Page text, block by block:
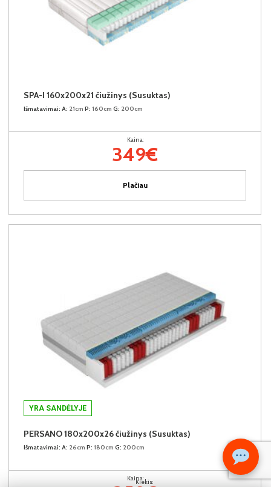
Kiekis:
SPA-I 160x200x21 čiužinys (Susuktas)
Išmatavimai: A: 21cm P: 160cm G: 200cm
Kaina:
349€
Plačiau
YRA SANDĖLYJE
PERSANO 180x200x26 čiužinys (Susuktas)
Išmatavimai: A: 26cm P: 180cm G: 200cm
Kaina: